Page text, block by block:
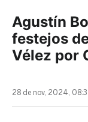
Agustín
festejos
Vélez por
28 de nov, 2024,